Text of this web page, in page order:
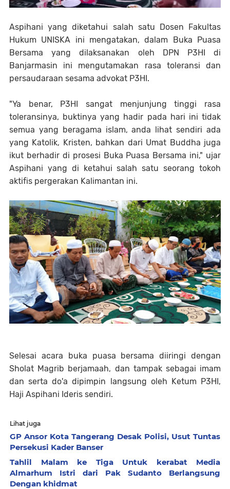
Aspihani yang diketahui salah satu Dosen Fakultas
Hukum UNISKA ini mengatakan, dalam Buka Puasa
Bersama yang dilaksanakan oleh DPN P3HI di
Banjarmasin ini mengutamakan rasa toleransi dan
persaudaraan sesama advokat P3HI.
"Ya benar, P3HI sangat menjunjung tinggi rasa
toleransinya, buktinya yang hadir pada hari ini tidak
semua yang beragama islam, anda lihat sendiri ada
yang Katolik, Kristen, bahkan dari Umat Buddha juga
ikut berhadir di prosesi Buka Puasa Bersama ini," ujar
Aspihani yang di ketahui salah satu seorang tokoh
aktifis pergerakan Kalimantan ini.
Selesai acara buka puasa bersama diiringi dengan
Sholat Magrib berjamaah, dan tampak sebagai imam
dan serta do'a dipimpin langsung oleh Ketum P3HI,
Haji Aspihani Ideris sendiri.
Lihat juga
GP Ansor Kota Tangerang Desak Polisi, Usut Tuntas
Persekusi Kader Banser
Tahlil Malam ke Tiga Untuk kerabat Media
Almarhum Istri dari Pak Sudanto Berlangsung
Dengan khidmat